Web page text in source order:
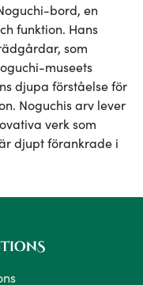
bord, en
funktion. Hans
som
museets
djupa förståelse för
Noguchis arv lever
verk som
djupt förankrade i